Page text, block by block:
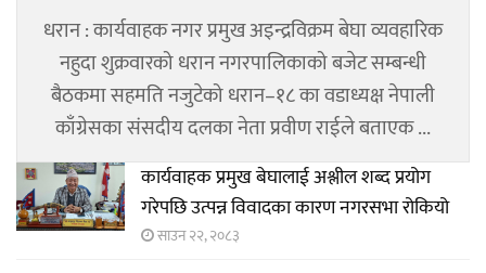
धरान : कार्यवाहक नगर प्रमुख अइन्द्रविक्रम बेघा व्यवहारिक
नहुदा शुक्रवारको धरान नगरपालिकाको बजेट सम्बन्धी
बैठकमा सहमति नजुटेको धरान–१८ का वडाध्यक्ष नेपाली
काँग्रेसका संसदीय दलका नेता प्रवीण राईले बताएक ...
कार्यवाहक प्रमुख बेघालाई अश्लील शब्द प्रयोग
गरेपछि उत्पन्न विवादका कारण नगरसभा रोकियो
साउन २२, २०८३